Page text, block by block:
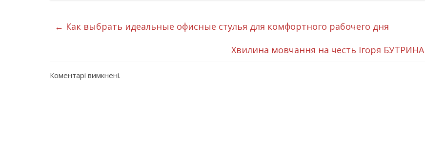
← Как выбрать идеальные офисные стулья для комфортного рабочего дня
Хвилина мовчання на честь Ігоря БУТРИНА
Коментарі вимкнені.